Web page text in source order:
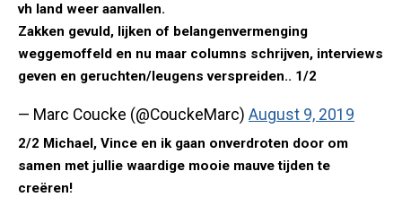
vh land weer aanvallen.
Zakken gevuld, lijken of belangenvermenging
weggemoffeld en nu maar columns schrijven, interviews
geven en geruchten/leugens verspreiden.. 1/2
— Marc Coucke (@CouckeMarc) August 9, 2019
2/2 Michael, Vince en ik gaan onverdroten door om
samen met jullie waardige mooie mauve tijden te
creëren!